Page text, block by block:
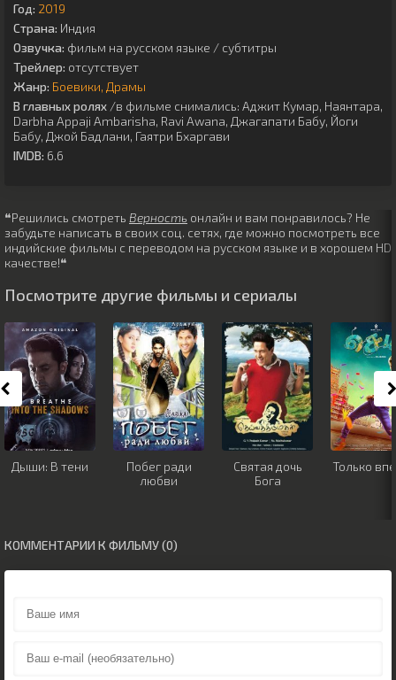
Год: 2019
Страна: Индия
Озвучка: фильм на русском языке / субтитры
Трейлер: отсутствует
Жанр: Боевики Драмы
В главных ролях /в фильме снимались: Аджит Кумар, Наянтара,
Darbha Appaji Ambarisha, Ravi Awana, Джагапати Бабу, Йоги
Бабу, Джой Бадлани, Гаятри Бхаргави
IMDB: 6.6
❝Решились смотреть Верность онлайн и вам понравилось? Не
забудьте написать в своих соц. сетях, где можно посмотреть все
индийские фильмы с переводом на русском языке и в хорошем HD
качестве!❝
Посмотрите другие фильмы и сериалы
Дыши: В тени
Побег ради
любви
Святая дочь
Бога
Только
КОММЕНТАРИИ К ФИЛЬМУ (0)